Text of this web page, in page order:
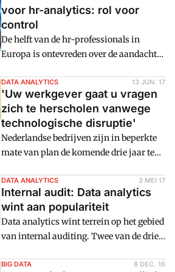
jurylid van het Best Finance Team
onlangs in een toespraak. Hij vulde aan
met interessante cijfers.
voor hr-analytics: rol voor
control
De helft van de hr-professionals in
Europa is ontevreden over de aandacht
krijgt en slechts 9 procent is tevreden,
aldus onderzoek van SD Worx. Volgens
VRC-voorzitter Frans van Lint kan de
controller hr hier een rol spelen: 'Hr-
managers en medewerkers zijn van
oudsher minder geschoold in cijfers en
partner voor management en staf
kunnen controllers belangrijke
ondersteuners zijn van hr om hen op dit
gebied verder te helpen'
DATA ANALYTICS 13 JUN. 17
'Uw werkgever gaat u vragen
zich te herscholen vanwege
technologische disruptie'
Nederlandse bedrijven zijn in beperkte
mate van plan de komende drie jaar te
technologieu00ebn als artificial
intelligence en machine learning, en in
data analytics tools. Een reden daarvoor:
gebrek aan kennis en vaardigheden
binnen de organisatie. De oplossing:
DATA ANALYTICS 3 MEI 17
Internal audit: Data analytics
wint aan populariteit
Data analytics wint terrein op het gebied
van internal auditing. Twee van de drie
auditproces. Continuous monitoring is
BIG DATA 8 DEC. 16